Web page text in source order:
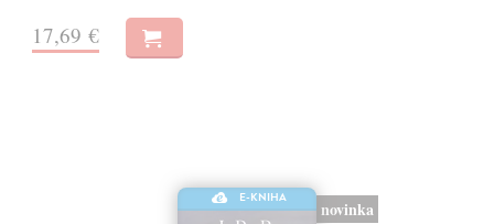
17,69 €
E-KNIHA
novinka